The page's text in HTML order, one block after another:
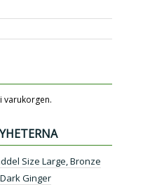
varukorgen.
Size Large, Bronze
Ginger